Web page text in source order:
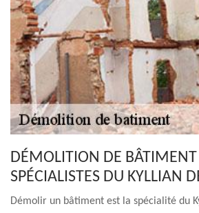
DÉMOLITION DE BÂTIMENT
SPÉCIALISTES DU KYLLIAN
Démolir un bâtiment est la spécialité du